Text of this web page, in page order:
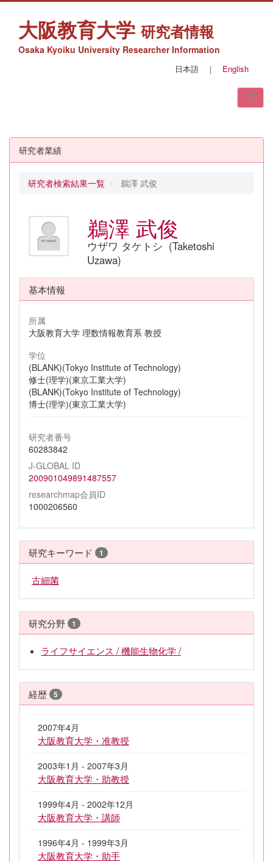
大阪教育大学 研究者情報
Osaka Kyoiku University Researcher Information
日本語 ｜ English
研究者業績
研究者検索結果一覧 鵜澤 武俊
鵜澤 武俊
ウザワ タケトシ (Taketoshi
Uzawa)
基本情報
所属
大阪教育大学 理数情報教育系 教授
学位
(BLANK)(Tokyo Institute of Technology)
修士(理学)(東京工業大学)
(BLANK)(Tokyo Institute of Technology)
博士(理学)(東京工業大学)
研究者番号
60283842
J-GLOBAL ID
200901049891487557
researchmap会員ID
1000206560
研究キーワード 1
古細菌
研究分野 1
ライフサイエンス / 機能生物化学 /
経歴 5
2007年4月
大阪教育大学・准教授
2003年1月 - 2007年3月
大阪教育大学・助教授
1999年4月 - 2002年12月
大阪教育大学・講師
1996年4月 - 1999年3月
大阪教育大学・助手